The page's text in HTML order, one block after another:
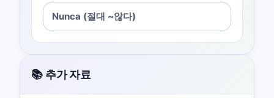
Nunca (절대 ~않다)
📚 추가 자료